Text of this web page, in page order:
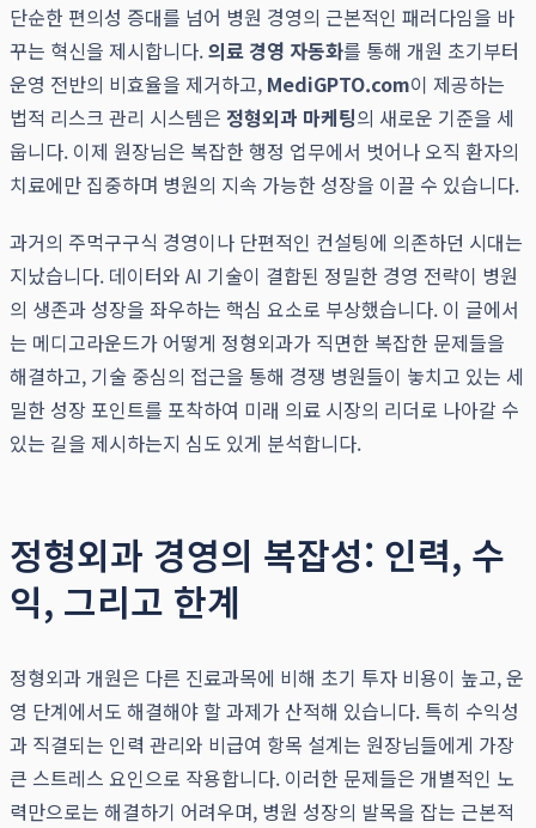
단순한 편의성 증대를 넘어 병원 경영의 근본적인 패러다임을 바
꾸는 혁신을 제시합니다.의료 경영 자동화를 통해 개원 초기부터
운영 전반의 비효율을 제거하고, MediGPTO.com이 제공하는
법적 리스크 관리 시스템은 정형외과 마케팅의 새로운 기준을 세
웁니다. 이제 원장님은 복잡한 행정 업무에서 벗어나 오직 환자의
치료에만 집중하며 병원의 지속 가능한 성장을 이끌 수 있습니다.
과거의 주먹구구식 경영이나 단편적인 컨설팅에 의존하던 시대는
지났습니다. 데이터와 AI 기술이 결합된 정밀한 경영 전략이 병원
의 생존과 성장을 좌우하는 핵심 요소로 부상했습니다. 이 글에서
는 메디고라운드가 어떻게 정형외과가 직면한 복잡한 문제들을
해결하고, 기술 중심의 접근을 통해 경쟁 병원들이 놓치고 있는 세
밀한 성장 포인트를 포착하여 미래 의료 시장의 리더로 나아갈 수
있는 길을 제시하는지 심도 있게 분석합니다.
정형외과 경영의 복잡성: 인력, 수
익, 그리고 한계
정형외과 개원은 다른 진료과목에 비해 초기 투자 비용이 높고, 운
영 단계에서도 해결해야 할 과제가 산적해 있습니다. 특히 수익성
과 직결되는 인력 관리와 비급여 항목 설계는 원장님들에게 가장
큰 스트레스 요인으로 작용합니다. 이러한 문제들은 개별적인 노
력만으로는 해결하기 어려우며, 병원 성장의 발목을 잡는 근본적